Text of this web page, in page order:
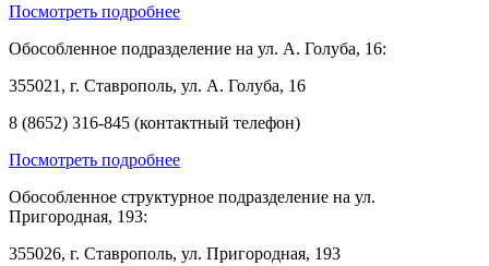
Посмотреть подробнее
Обособленное подразделение на ул. А. Голуба, 16:
355021, г. Ставрополь, ул. А. Голуба, 16
8 (8652) 316-845 (контактный телефон)
Посмотреть подробнее
Обособленное структурное подразделение на ул.
Пригородная, 193:
355026, г. Ставрополь, ул. Пригородная, 193